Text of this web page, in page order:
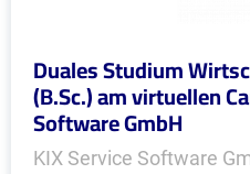
Duales Studium
(B.Sc.) am virtuellen
Software GmbH
KIX Service Software